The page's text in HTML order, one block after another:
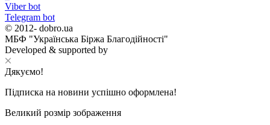
Viber bot
Telegram bot
© 2012- dobro.ua
МБФ "Українська Біржа Благодійності"
Developed & supported by
Дякуємо!
Підписка на новини успішно оформлена!
Великий розмір зображення